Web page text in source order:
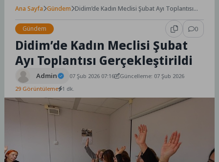
Ana Sayfa Gündem Didim’de Kadın Meclisi Şubat Ayı Toplantısı
Gündem
0
Didim’de Kadın Meclisi Şubat
Ayı Toplantısı Gerçekleştirildi
Admin 07 Şub 2026 07:16
Güncelleme: 07 Şub 2026
29 Görüntüleme 1 dk.